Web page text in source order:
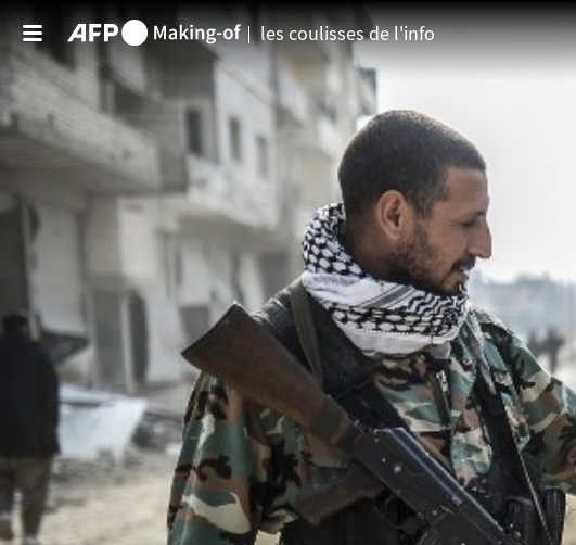
Aller au contenu principal
les coulisses de l'info